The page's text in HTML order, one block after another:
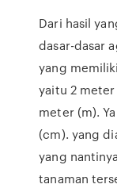
Dari hasil
dasar-dasar
yang
yaitu 2
meter (m).
(cm). yang
yang
tanaman